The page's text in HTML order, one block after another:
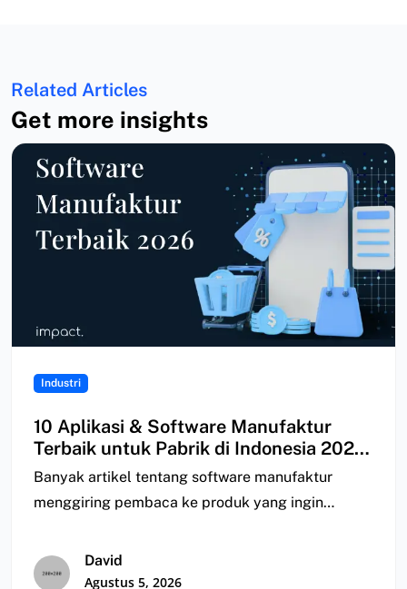
Related Articles
Get more insights
Industri
10 Aplikasi & Software Manufaktur
Terbaik untuk Pabrik di Indonesia 2026
| Perbandingan
Banyak artikel tentang software manufaktur
menggiring pembaca ke produk yang ingin
David
Agustus 5, 2026